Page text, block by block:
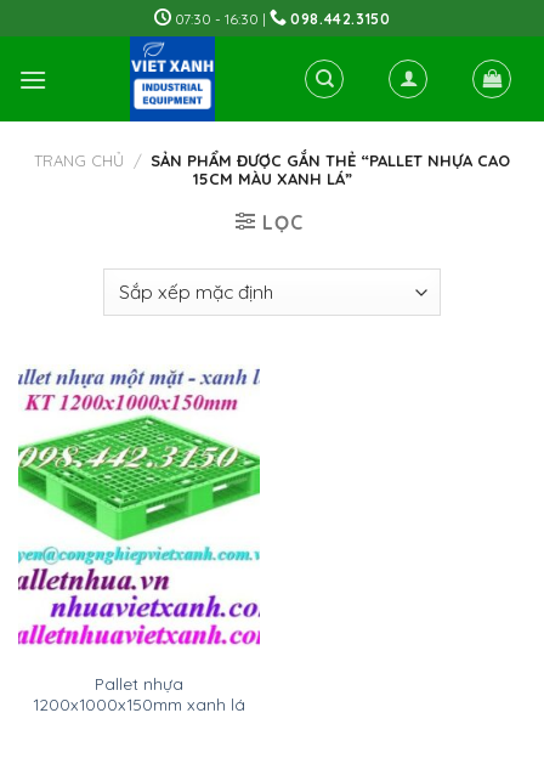
to
content
07:30 - 16:30 | 098.442.3150
TRANG CHỦ / SẢN PHẨM ĐƯỢC GẮN THẺ “PALLET NHỰA CAO
15CM MÀU XANH LÁ”
LỌC
Pallet nhựa
1200x1000x150mm xanh lá